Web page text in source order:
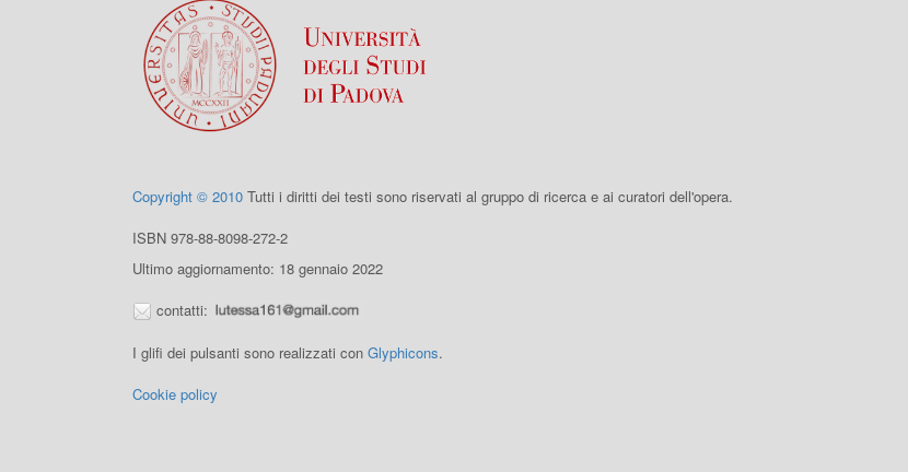
Copyright © 2010 Tutti i diritti dei testi sono riservati al gruppo di ricerca e ai curatori dell'opera.
ISBN 978-88-8098-272-2
Ultimo aggiornamento: 18 gennaio 2022
contatti:
I glifi dei pulsanti sono realizzati con Glyphicons.
Cookie policy